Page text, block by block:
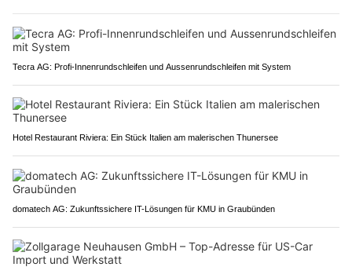
Tecra AG: Profi-Innenrundschleifen und Aussenrundschleifen mit System
Hotel Restaurant Riviera: Ein Stück Italien am malerischen Thunersee
domatech AG: Zukunftssichere IT-Lösungen für KMU in Graubünden